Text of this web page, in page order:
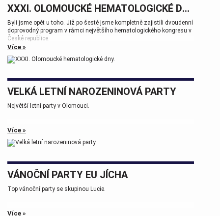
XXXI. OLOMOUCKÉ HEMATOLOGICKÉ DNY.
Byli jsme opět u toho. Již po šesté jsme kompletně zajistili dvoudenní
doprovodný program v rámci největšího hematologického kongresu v
České republice.
Tak zase za rok na viděnou přátelé.
Více »
VELKÁ LETNÍ NAROZENINOVÁ PARTY
Největší letní party v Olomouci.
Více »
VÁNOČNÍ PARTY EU JÍCHA
Top vánoční party se skupinou Lucie.
Více »